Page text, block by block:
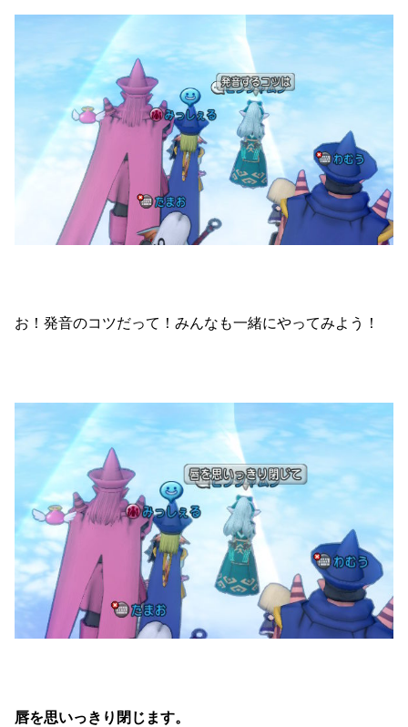
お！発音のコツだって！みんなも一緒にやってみよう！
唇を思いっきり閉じます。